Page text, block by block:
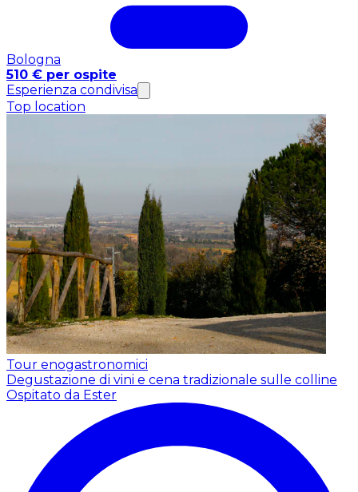
Bologna
510 € per ospite
Esperienza condivisa
Top location
Tour enogastronomici
Degustazione di vini e cena tradizionale sulle colline
Ospitato da Ester